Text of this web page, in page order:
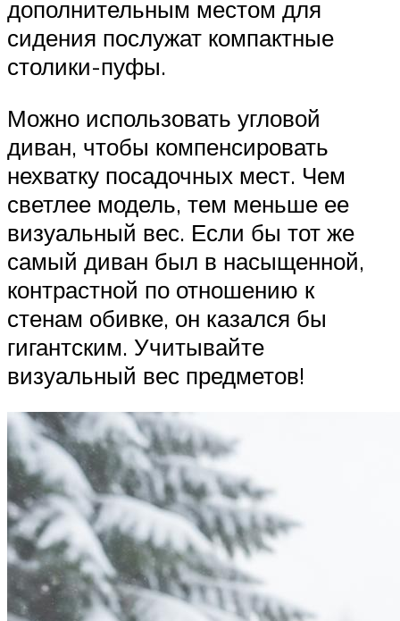
дополнительным местом для
сидения послужат компактные
столики-пуфы.
Можно использовать угловой
диван, чтобы компенсировать
нехватку посадочных мест. Чем
светлее модель, тем меньше ее
визуальный вес. Если бы тот же
самый диван был в насыщенной,
контрастной по отношению к
стенам обивке, он казался бы
гигантским. Учитывайте
визуальный вес предметов!